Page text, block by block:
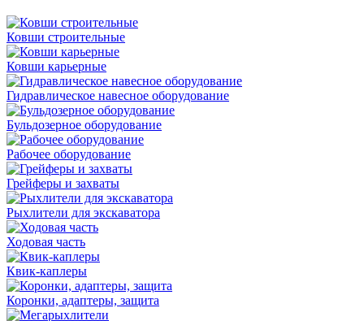
Ковши строительные
Ковши карьерные
Гидравлическое навесное оборудование
Бульдозерное оборудование
Рабочее оборудование
Грейферы и захваты
Рыхлители для экскаватора
Ходовая часть
Квик-каплеры
Коронки, адаптеры, защита